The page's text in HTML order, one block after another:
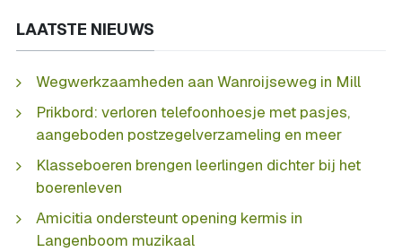
LAATSTE NIEUWS
Wegwerkzaamheden aan Wanroijseweg in Mill
Prikbord: verloren telefoonhoesje met pasjes,
aangeboden postzegelverzameling en meer
Klasseboeren brengen leerlingen dichter bij het
boerenleven
Amicitia ondersteunt opening kermis in
Langenboom muzikaal